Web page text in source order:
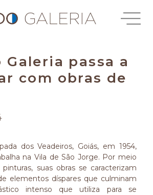
Galeria passa a
com obras de
dos Veadeiros, Goiás, em 1954,
na Vila de São Jorge. Por meio
suas obras se caracterizam
elementos díspares que culminam
intenso que utiliza para se